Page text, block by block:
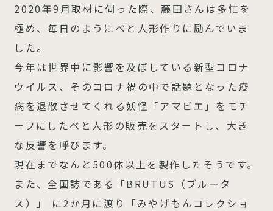
2020年9月取材に伺った際、藤田さんは多忙を
極め、毎日のようにべと人形作りに励んでいま
した。
今年は世界中に影響を及ぼしている新型コロナ
ウイルス、そのコロナ禍の中で話題となった疫
病を退散させてくれる妖怪「アマビエ」をモチ
ーフにしたべと人形の販売をスタートし、大き
な反響を呼びます。
現在までなんと500体以上を製作したそうです。
また、全国誌である「BRUTUS（ブルータ
ス）」 に2か月に渡り「みやげもんコレクショ